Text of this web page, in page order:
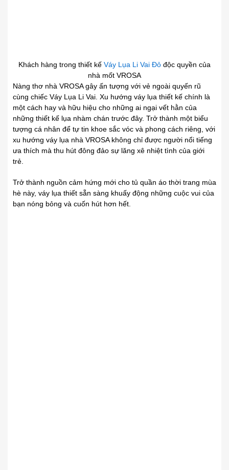
Khách hàng trong thiết kế Váy Lụa Li Vai Đỏ độc quyền của
nhà mốt VROSA
Nàng thơ nhà VROSA gây ấn tượng với vẻ ngoài quyến rũ
cùng chiếc Váy Lụa Li Vai. Xu hướng váy lụa thiết kế chính là
một cách hay và hữu hiệu cho những ai ngại vết hằn của
những thiết kế lụa nhàm chán trước đây. Trở thành một biểu
tượng cá nhân để tự tin khoe sắc vóc và phong cách riêng, với
xu hướng váy lụa nhà VROSA không chỉ được người nổi tiếng
ưa thích mà thu hút đông đảo sự lăng xê nhiệt tình của giới
trẻ.
Trở thành nguồn cảm hứng mới cho tủ quần áo thời trang mùa
hè này, váy lụa thiết sẵn sàng khuấy động những cuộc vui của
bạn nóng bỏng và cuốn hút hơn hết.